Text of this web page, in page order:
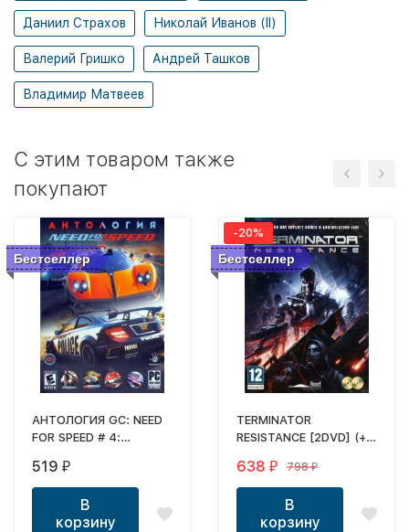
Даниил Страхов Николай Иванов (II)
Валерий Гришко Андрей Ташков
Владимир Матвеев
C этим товаром также
покупают
Бестселлер
АНТОЛОГИЯ GC: NEED
FOR SPEED # 4:
ЗАЩИЩАТЬ (4 В 1) -
ИГРАЕМ ЗА КОПОВ
519 ₽
В
корзину
Бестселлер
-20%
TERMINATOR
RESISTANCE [2DVD] (+ 2
Action (Shooter) / 1st
Person
638 ₽ 798₽
В
корзину